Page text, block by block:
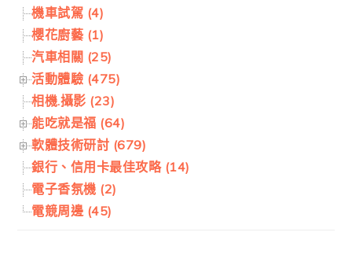
機車試駕 (4)
櫻花廚藝 (1)
汽車相關 (25)
活動體驗 (475)
相機.攝影 (23)
能吃就是福 (64)
軟體技術研討 (679)
銀行、信用卡最佳攻略 (14)
電子香氛機 (2)
電競周邊 (45)